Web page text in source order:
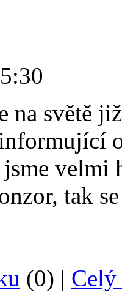
na světě
jsme
tak
(0) | Celý